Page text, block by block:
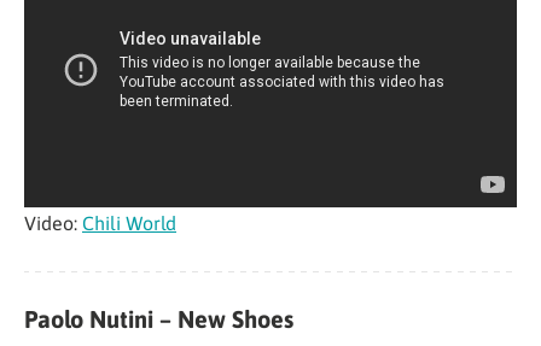
Video: Chili World
Paolo Nutini – New Shoes